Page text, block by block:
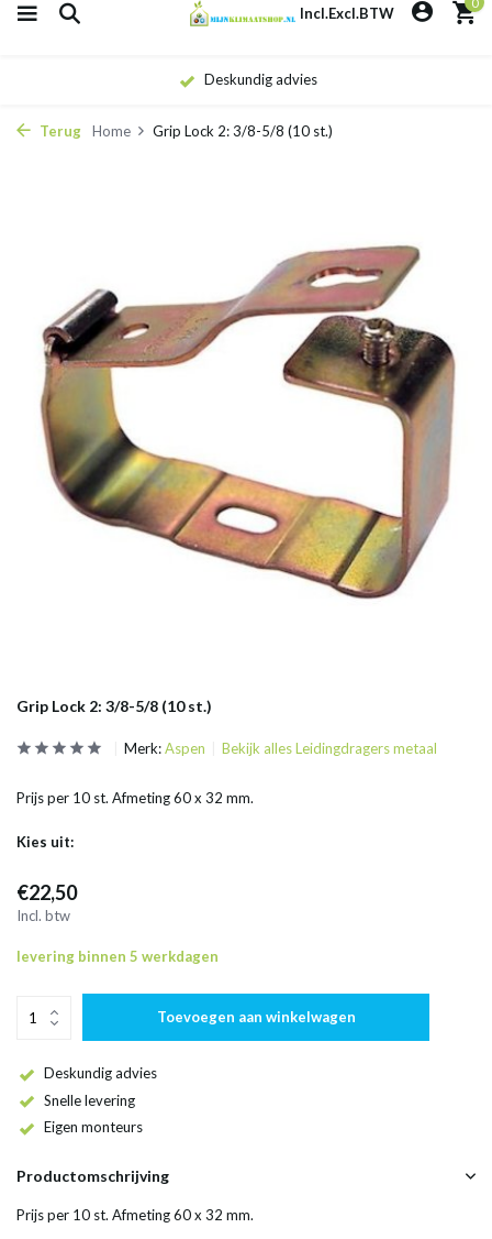
Incl.Excl.BTW
Terug Home Grip Lock 2: 3/8-5/8 (10 st.)
Grip Lock 2: 3/8-5/8 (10 st.)
Merk:Aspen Bekijk alles Leidingdragers metaal
Prijs per 10 st. Afmeting 60 x 32 mm.
Kies uit:
€22,50
Incl. btw
levering binnen 5 werkdagen
Toevoegen aan winkelwagen
Deskundig advies
Snelle levering
Eigen monteurs
Productomschrijving
Prijs per 10 st. Afmeting 60 x 32 mm.